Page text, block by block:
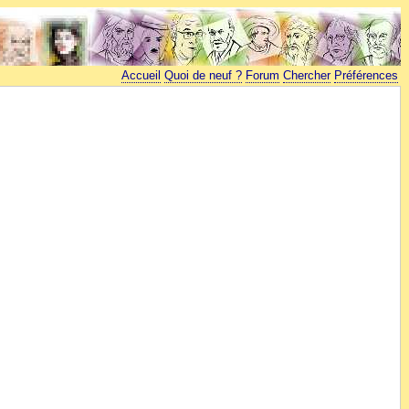
Accueil Quoi de neuf ? Forum Chercher Préférences